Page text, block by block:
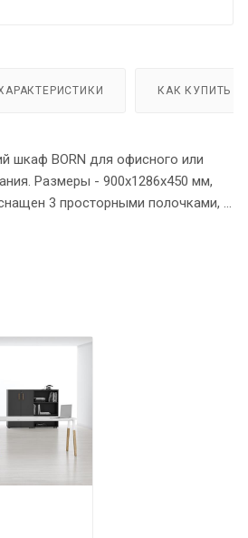
КАК КУПИТЬ
шкаф BORN для офисного или
Размеры - 900х1286х450 мм,
3 просторными полочками, 2
стильные
прочными силовыми